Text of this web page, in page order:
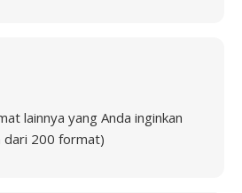
lainnya yang Anda inginkan
dari 200 format)